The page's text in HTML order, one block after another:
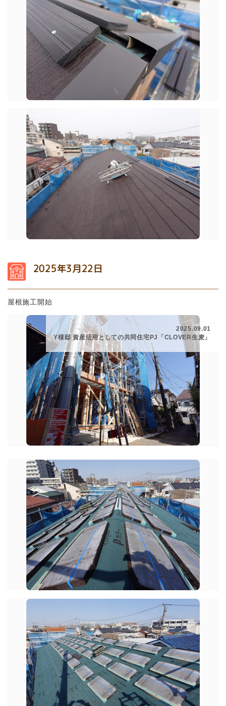
2025年3月22日
屋根施工開始
2025.09.01
Y様邸 資産活用としての共同住宅PJ「CLOVER生麦」